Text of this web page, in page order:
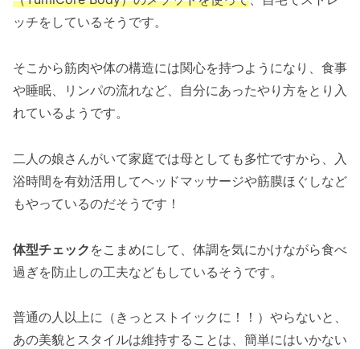
ッチをしているそうです。
そこから筋肉や体の構造には関心を持つようになり、食事
や睡眠、リンパの流れなど、自分にあったやり方をとり入
れているようです。
二人の娘さんがいて家庭では母としても多忙ですから、入
浴時間を有効活用してヘッドマッサージや筋膜ほぐしなど
もやっているのだそうです！
体型チェック をこまめにして、体調を気にかけながら食べ
過ぎを防止しの工夫などもしているそうです。
普通の人以上に（きっとストイックに！！）やらないと、
あの美貌とスタイルは維持することは、簡単にはいかない